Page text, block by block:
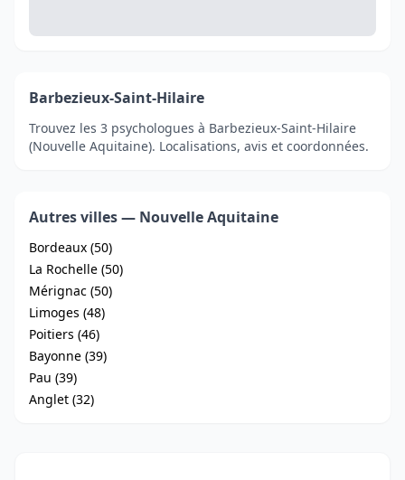
Barbezieux-Saint-Hilaire
Trouvez les 3 psychologues à Barbezieux-Saint-Hilaire
(Nouvelle Aquitaine). Localisations, avis et coordonnées.
Autres villes — Nouvelle Aquitaine
Bordeaux (50)
La Rochelle (50)
Mérignac (50)
Limoges (48)
Poitiers (46)
Bayonne (39)
Pau (39)
Anglet (32)